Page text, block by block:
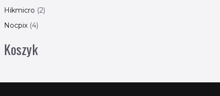
Hikmicro 2
Nocpix 4
Koszyk